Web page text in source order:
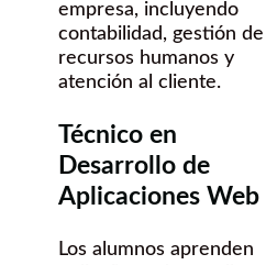
empresa, incluyendo
contabilidad, gestión de
recursos humanos y
atención al cliente.
Técnico en
Desarrollo de
Aplicaciones Web
Los alumnos aprenden